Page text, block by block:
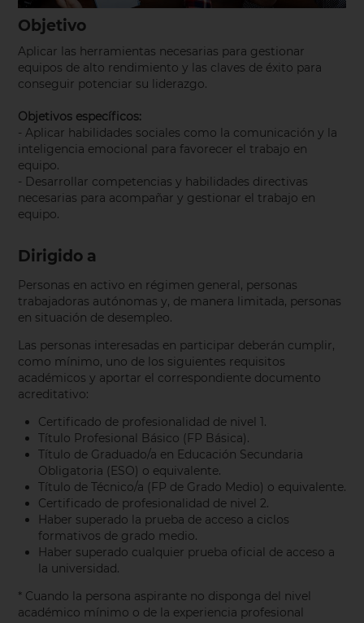
Objetivo
Aplicar las herramientas necesarias para gestionar
equipos de alto rendimiento y las claves de éxito para
conseguir potenciar su liderazgo.
Objetivos específicos:
- Aplicar habilidades sociales como la comunicación y la
inteligencia emocional para favorecer el trabajo en
equipo.
- Desarrollar competencias y habilidades directivas
necesarias para acompañar y gestionar el trabajo en
equipo.
Dirigido a
Personas en activo en régimen general, personas
trabajadoras autónomas y, de manera limitada, personas
en situación de desempleo.
Las personas interesadas en participar deberán cumplir,
como mínimo, uno de los siguientes requisitos
académicos y aportar el correspondiente documento
acreditativo:
Certificado de profesionalidad de nivel 1.
Título Profesional Básico (FP Básica).
Título de Graduado/a en Educación Secundaria
Obligatoria (ESO) o equivalente.
Título de Técnico/a (FP de Grado Medio) o equivalente.
Certificado de profesionalidad de nivel 2.
Haber superado la prueba de acceso a ciclos
formativos de grado medio.
Haber superado cualquier prueba oficial de acceso a
la universidad.
* Cuando la persona aspirante no disponga del nivel
académico mínimo o de la experiencia profesional